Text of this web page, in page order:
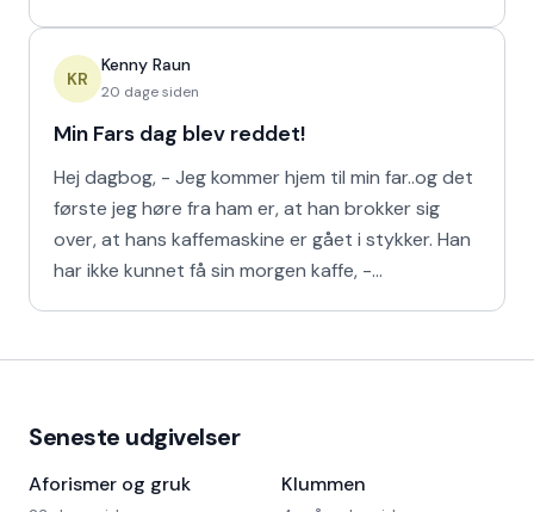
KR
Kenny Raun
20 dage siden
Min Fars dag blev reddet!
Hej dagbog, - Jeg kommer hjem til min far..og det
første jeg høre fra ham er, at han brokker sig
over, at hans kaffemaskine er gået i stykker. Han
har ikke kunnet få sin morgen kaffe, -
Seneste udgivelser
Aforismer og gruk Klummen